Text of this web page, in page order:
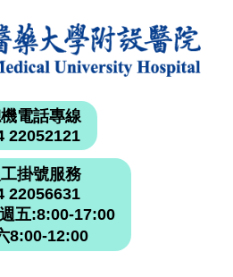
電話專線
22052121
工掛號服務
22056631
五:8:00-17:00
8:00-12:00